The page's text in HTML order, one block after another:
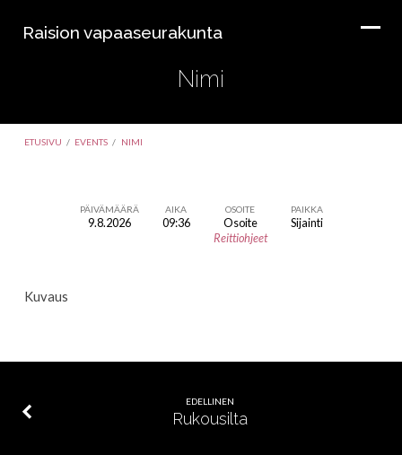
Raision vapaaseurakunta
Nimi
ETUSIVU / EVENTS / NIMI
PÄIVÄMÄÄRÄ
9.8.2026
AIKA
09:36
OSOITE
Osoite
Reittiohjeet
PAIKKA
Sijainti
Kuvaus
EDELLINEN
Rukousilta